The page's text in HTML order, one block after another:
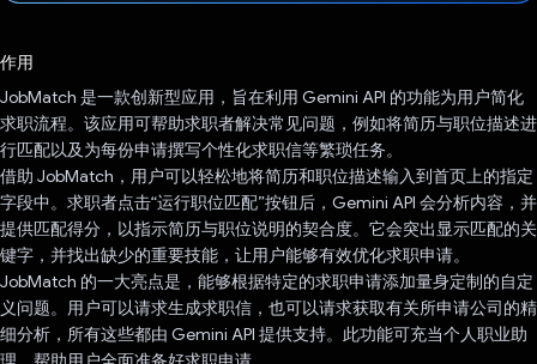
作用
JobMatch 是一款创新型应用，旨在利用 Gemini API 的功能为用户简化
求职流程。该应用可帮助求职者解决常见问题，例如将简历与职位描述进
行匹配以及为每份申请撰写个性化求职信等繁琐任务。
借助 JobMatch，用户可以轻松地将简历和职位描述输入到首页上的指定
字段中。求职者点击“运行职位匹配”按钮后，Gemini API 会分析内容，并
提供匹配得分，以指示简历与职位说明的契合度。它会突出显示匹配的关
键字，并找出缺少的重要技能，让用户能够有效优化求职申请。
JobMatch 的一大亮点是，能够根据特定的求职申请添加量身定制的自定
义问题。用户可以请求生成求职信，也可以请求获取有关所申请公司的精
细分析，所有这些都由 Gemini API 提供支持。此功能可充当个人职业助